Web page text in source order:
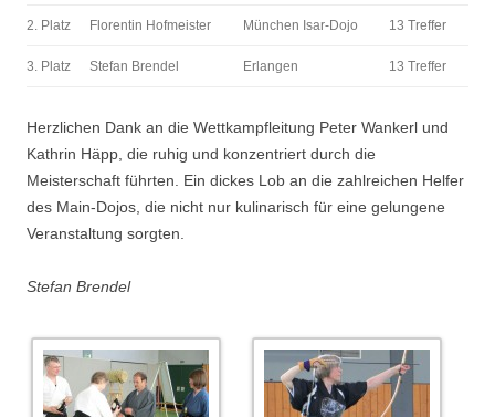
2. Platz Florentin Hofmeister München Isar-Dojo 13 Treffer
3. Platz Stefan Brendel Erlangen 13 Treffer
Herzlichen Dank an die Wettkampfleitung Peter Wankerl und
Kathrin Häpp, die ruhig und konzentriert durch die
Meisterschaft führten. Ein dickes Lob an die zahlreichen Helfer
des Main-Dojos, die nicht nur kulinarisch für eine gelungene
Veranstaltung sorgten.
Stefan Brendel